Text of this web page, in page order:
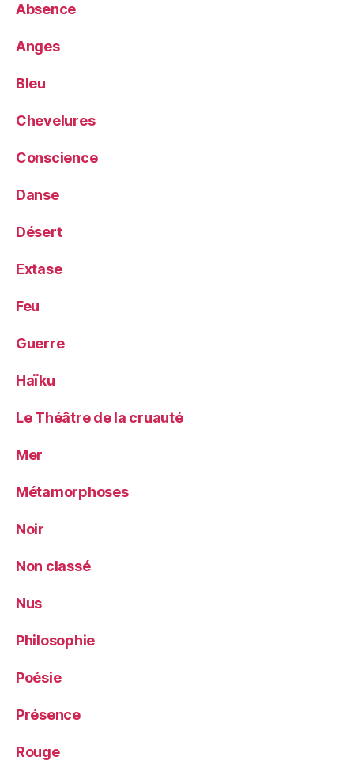
Absence
Anges
Bleu
Chevelures
Conscience
Danse
Désert
Extase
Feu
Guerre
Haïku
Le Théâtre de la cruauté
Mer
Métamorphoses
Noir
Non classé
Nus
Philosophie
Poésie
Présence
Rouge